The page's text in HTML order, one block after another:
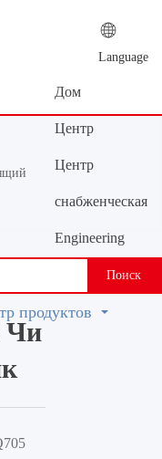
Language
Дом
Центр
новостей
Центр
продуктов
снабженческая
платформа
Engineering
Machinery
Vocabulary
Поиск
продуктов
Чи